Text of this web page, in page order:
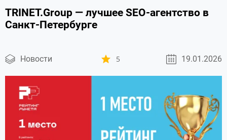
TRINET.Group — лучшее SEO-агентство в
Санкт-Петербурге
Новости 5 19.01.2026